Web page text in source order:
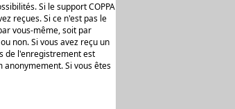
Si le support COPPA
reçues. Si ce n'est pas le
vous-même, soit par
non. Si vous avez reçu un
de l'enregistrement est
Si vous êtes